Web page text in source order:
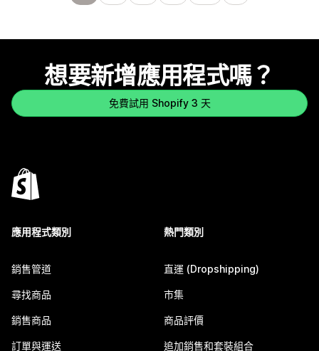
想要新增應用程式嗎？
免費試用 Shopify 3 天
應用程式類別
銷售管道
尋找商品
銷售商品
訂單與運送
熱門類別
直運 (Dropshipping)
市集
商品評價
追加銷售和套裝組合